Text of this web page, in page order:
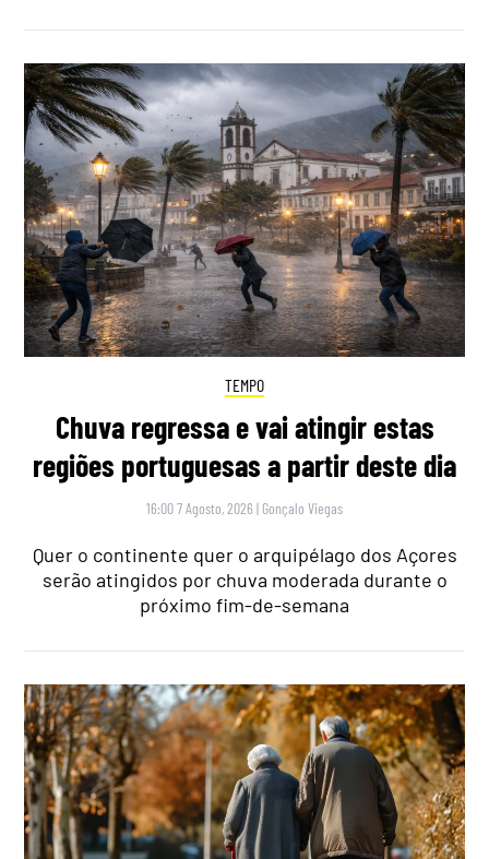
TEMPO
Chuva regressa e vai atingir estas
regiões portuguesas a partir deste dia
16:00 7 Agosto, 2026 | Gonçalo Viegas
Quer o continente quer o arquipélago dos Açores
serão atingidos por chuva moderada durante o
próximo fim-de-semana